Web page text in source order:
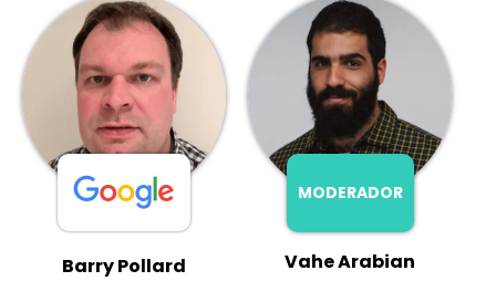
Barry Pollard
MODERADOR
Vahe Arabian